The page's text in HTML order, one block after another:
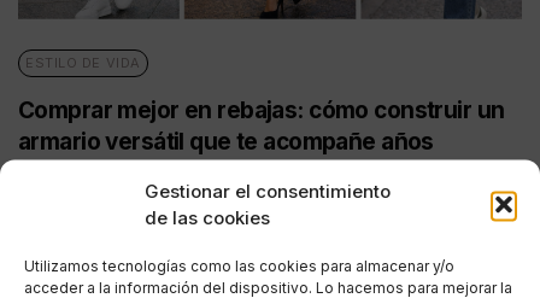
Gestionar el consentimiento
de las cookies
Utilizamos tecnologías como las cookies para almacenar y/o
acceder a la información del dispositivo. Lo hacemos para mejorar la
ESTILO DE VIDA
Comprar mejor en rebajas: cómo construir un
armario versátil que te acompañe años
REDACCIÓN URBANITY